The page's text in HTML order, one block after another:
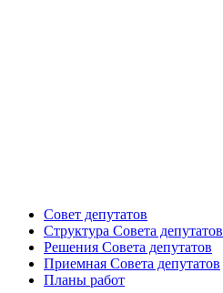
Совет депутатов
Структура Совета депутатов
Решения Совета депутатов
Приемная Совета депутатов
Планы работ